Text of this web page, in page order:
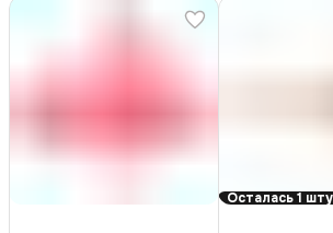
Осталась 1